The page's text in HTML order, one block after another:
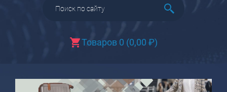
Товаров 0 (0,00 ₽)
Чемоданы детские
Пилоты на колесах
чемоданов